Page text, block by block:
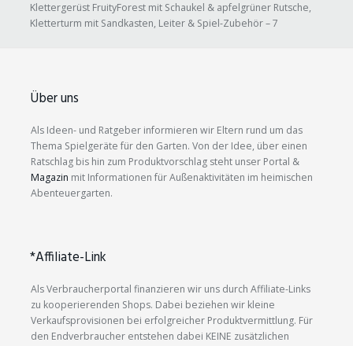
Klettergerüst FruityForest mit Schaukel & apfelgrüner Rutsche,
Kletterturm mit Sandkasten, Leiter & Spiel-Zubehör – 7
Über uns
Als Ideen- und Ratgeber informieren wir Eltern rund um das
Thema Spielgeräte für den Garten. Von der Idee, über einen
Ratschlag bis hin zum Produktvorschlag steht unser Portal &
Magazin mit Informationen für Außenaktivitäten im heimischen
Abenteuergarten.
*Affiliate-Link
Als Verbraucherportal finanzieren wir uns durch Affiliate-Links
zu kooperierenden Shops. Dabei beziehen wir kleine
Verkaufsprovisionen bei erfolgreicher Produktvermittlung. Für
den Endverbraucher entstehen dabei KEINE zusätzlichen